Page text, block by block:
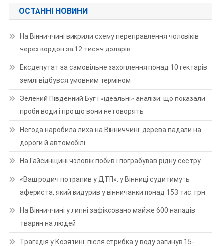
ОСТАННІ НОВИНИ
На Вінниччині викрили схему переправлення чоловіків
через кордон за 12 тисяч доларів
Ексдепутат за самовільне захоплення понад 10 гектарів
землі відбувся умовним терміном
Зелений Південний Буг і «ідеальні» аналізи: що показали
проби води і про що вони не говорять
Негода наробила лиха на Вінниччині: дерева падали на
дороги й автомобілі
На Гайсинщині чоловік побив і пограбував рідну сестру
«Ваш родич потрапив у ДТП»: у Вінниці судитимуть
афериста, який видурив у вінничанки понад 153 тис. грн
На Вінниччині у липні зафіксовано майже 600 нападів
тварин на людей
Трагедія у Козятині: після стрибка у воду загинув 15-